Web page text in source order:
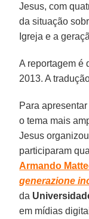
Jesus, com
da situação
Igreja e a
A reportagem é
2013. A
Para
o tema mais
Jesus
participaram
Armando
generazione
da
em mídias